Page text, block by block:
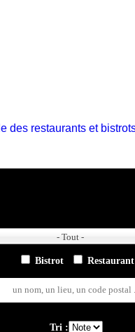
- Tout -
- Tout -
Bistrot Restaurant
un lieu, un code postal ...
Tri :